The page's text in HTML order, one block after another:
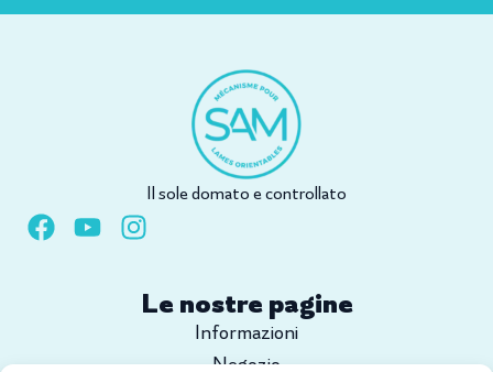
Il sole domato e controllato
Le nostre pagine
Informazioni
Negozio